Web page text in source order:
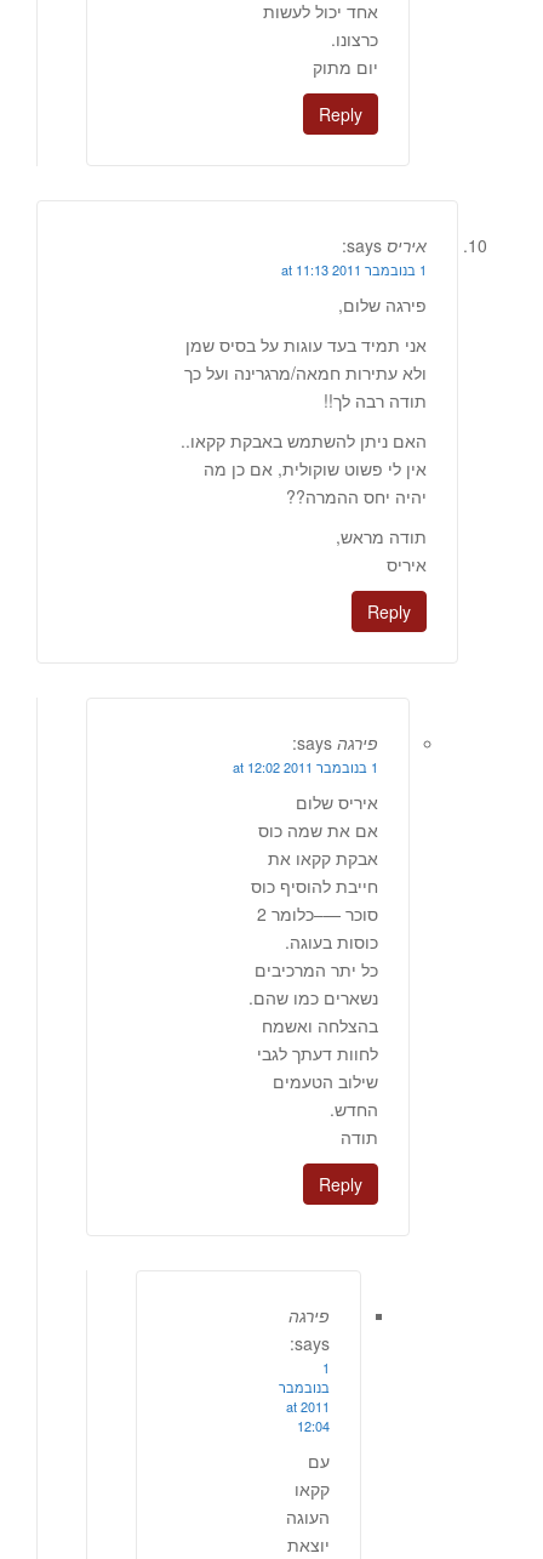
אחד יכול לעשות
כרצונו.
יום מתוק
Reply
איריס says:
1 בנובמבר 2011 at 11:13
פירגה שלום,
אני תמיד בעד עוגות על בסיס שמן
ולא עתירות חמאה/מרגרינה ועל כך
תודה רבה לך!!
האם ניתן להשתמש באבקת קקאו..
אין לי פשוט שוקולית, אם כן מה
יהיה יחס ההמרה??
תודה מראש,
איריס
Reply
פירגה says:
1 בנובמבר 2011 at 12:02
איריס שלום
אם את שמה כוס
אבקת קקאו את
חייבת להוסיף כוס
סוכר —–כלומר 2
כוסות בעוגה.
כל יתר המרכיבים
נשארים כמו שהם.
בהצלחה ואשמח
לחוות דעתך לגבי
שילוב הטעמים
החדש.
תודה
Reply
פירגה
says:
1
בנובמבר
2011 at
12:04
עם
קקאו
העוגה
יוצאת